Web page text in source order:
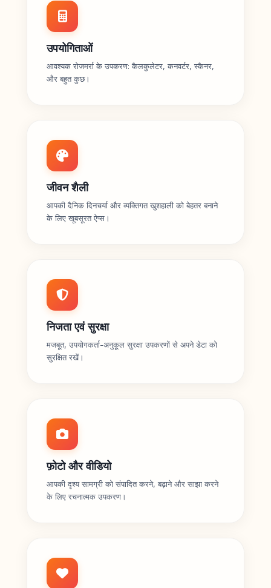
उपयोगिताओं
आवश्यक रोजमर्रा के उपकरण: कैलकुलेटर, कनवर्टर, स्कैनर,
और बहुत कुछ।
जीवन शैली
आपकी दैनिक दिनचर्या और व्यक्तिगत खुशहाली को बेहतर बनाने
के लिए खूबसूरत ऐप्स।
निजता एवं सुरक्षा
मजबूत, उपयोगकर्ता-अनुकूल सुरक्षा उपकरणों से अपने डेटा को
सुरक्षित रखें।
फ़ोटो और वीडियो
आपकी दृश्य सामग्री को संपादित करने, बढ़ाने और साझा करने
के लिए रचनात्मक उपकरण।